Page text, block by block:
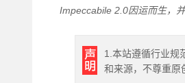
Impeccabile 2.0因运而生，
1.本站遵循行业规
和来源，不尊重原